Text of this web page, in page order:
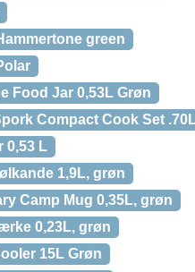
green
Food Jar 0,53L Grøn
Compact Cook Set
0,53 L
1,9L, grøn
Camp Mug 0,35L, grøn
0,23L, grøn
15L Grøn